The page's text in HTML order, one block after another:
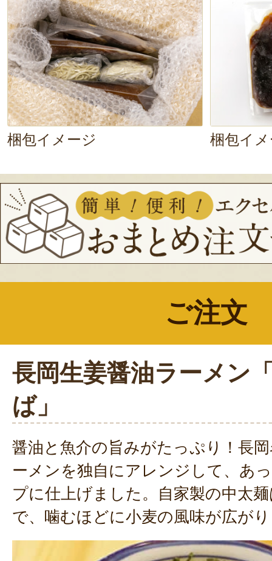
梱包イメージ 梱包イ
ご注文
長岡生姜醤油ラーメン
ば」
醤油と魚介の旨みがたっぷり！長
ーメンを独自にアレンジして、あ
プに仕上げました。自家製の中太
で、噛むほどに小麦の風味が広が